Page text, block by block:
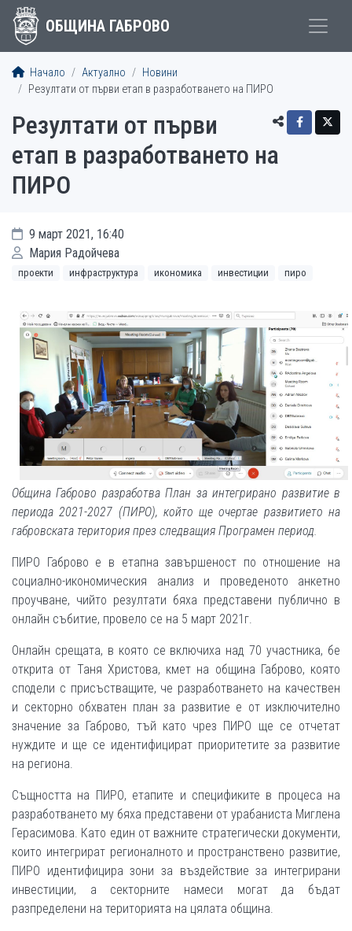
ОБЩИНА ГАБРОВО
Начало Актуално
Новини
Резултати от първи етап в разработването на ПИРО
Резултати от първи
етап в разработването на
ПИРО
9 март 2021, 16:40
Мария Радойчева
проекти инфраструктура икономика инвестиции пиро
Община Габрово разработва План за интегрирано развитие в
периода 2021-2027 (ПИРО), който ще очертае развитието на
габровската територия през следващия Програмен период.
ПИРО Габрово е в етапна завършеност по отношение на
социално-икономическия анализ и проведеното анкетно
проучване, чийто резултати бяха представени публично в
онлайн събитие, провело се на 5 март 2021г.
Онлайн срещата, в която се включиха над 70 участника, бе
открита от Таня Христова, кмет на община Габрово, която
сподели с присъстващите, че разработването на качествен
и секторно обхватен план за развитие е от изключително
значение за Габрово, тъй като чрез ПИРО ще се отчетат
нуждите и ще се идентифицират приоритетите за развитие
на региона.
Същността на ПИРО, етапите и спецификите в процеса на
разработването му бяха представени от урабаниста Миглена
Герасимова. Като един от важните стратегически документи,
които интегрират регионалното и пространствено развитие,
ПИРО идентифицира зони за въздействие за интегрирани
инвестиции, а секторните намеси могат да бъдат
разпределени на територията на цялата община.